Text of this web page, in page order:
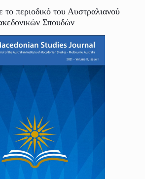
περιοδικό του Αυστραλιανού
Σπουδών